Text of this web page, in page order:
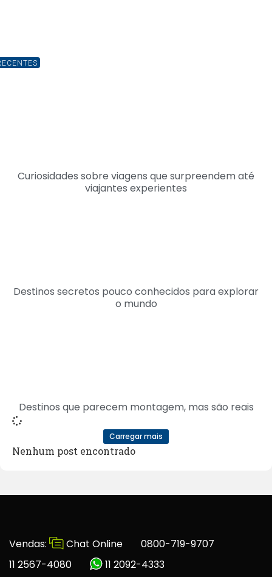
Curiosidades sobre viagens que surpreendem até
viajantes experientes
Destinos secretos pouco conhecidos para explorar
o mundo
Destinos que parecem montagem, mas são reais
Carregar mais
Nenhum post encontrado
Vendas: Chat Online
0800-719-9707
11 2567-4080
11 2092-4333